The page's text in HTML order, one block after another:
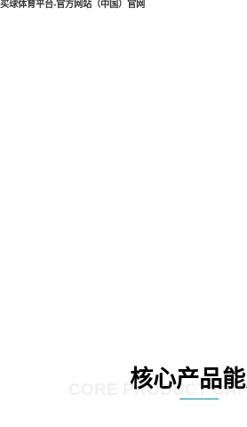
买球体育平台-官方网站（中国）官网
核心产品
CORE PRODUCT